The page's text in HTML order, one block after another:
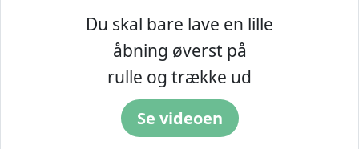
Du skal bare lave en lille
åbning øverst på
rulle og trække ud
Se videoen